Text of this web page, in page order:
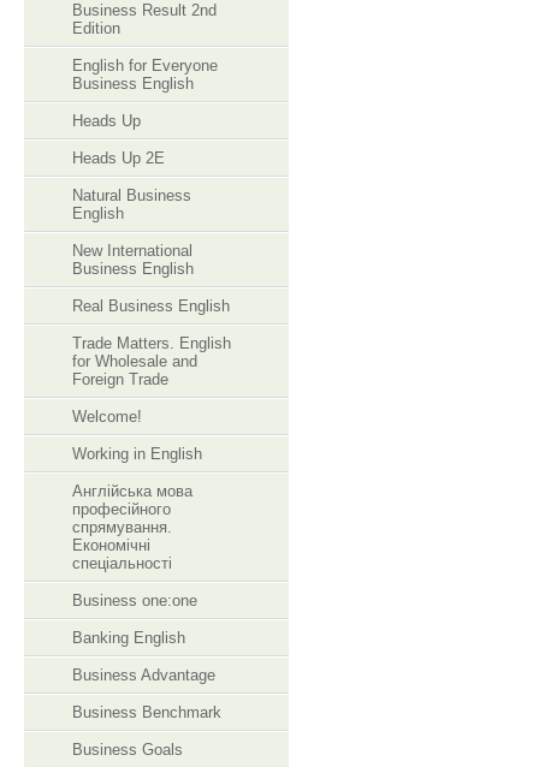
Business Result 2nd
Edition
English for Everyone
Business English
Heads Up
Heads Up 2E
Natural Business
English
New International
Business English
Real Business English
Trade Matters. English
for Wholesale and
Foreign Trade
Welcome!
Working in English
Англійська мова
професійного
спрямування.
Економічні
спеціальності
Business one:one
Banking English
Business Advantage
Business Benchmark
Business Goals